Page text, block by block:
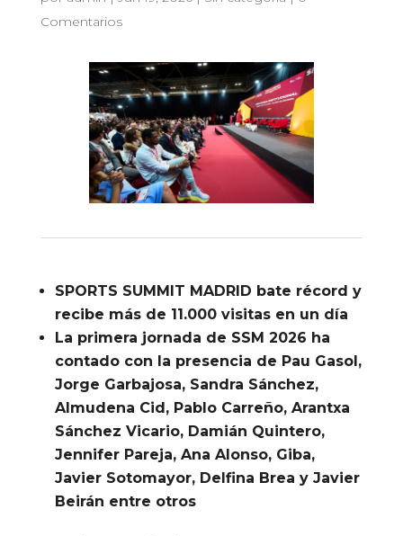
Comentarios
SPORTS SUMMIT MADRID bate récord y
recibe más de 11.000 visitas en un día
La primera jornada de SSM 2026 ha
contado con la presencia de Pau Gasol,
Jorge Garbajosa, Sandra Sánchez,
Almudena Cid, Pablo Carreño, Arantxa
Sánchez Vicario, Damián Quintero,
Jennifer Pareja, Ana Alonso, Giba,
Javier Sotomayor, Delfina Brea y Javier
Beirán entre otros